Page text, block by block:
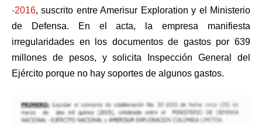
-2016, suscrito entre Amerisur Exploration y el Ministerio
de Defensa. En el acta, la empresa manifiesta
irregularidades en los documentos de gastos por 639
millones de pesos, y solicita Inspección General del
Ejército porque no hay soportes de algunos gastos.